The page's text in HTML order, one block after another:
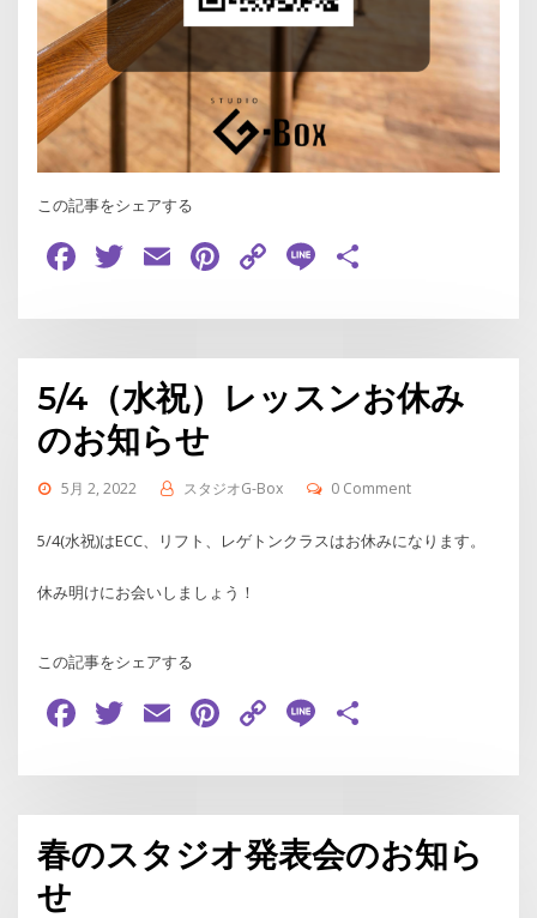
この記事をシェアする
Facebook
Twitter
EmailPinterest
Copy
Line
5/4（水祝）レッスンお休み
のお知らせ
5月 2, 2022 スタジオG-Box 0 Comment
5/4(水祝)はECC、リフト、レゲトンクラスはお休みになります。
休み明けにお会いしましょう！
この記事をシェアする
Facebook
Twitter
EmailPinterest
Copy
Line
春のスタジオ発表会のお知ら
せ